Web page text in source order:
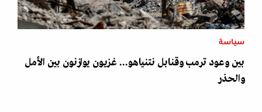
سياسة
بين وعود ترمب وقنابل نتنياهو... غزيون يوازنون بين الأمل
والحذر